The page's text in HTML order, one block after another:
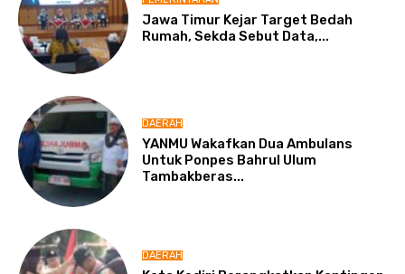
Jawa Timur Kejar Target Bedah
Rumah, Sekda Sebut Data,...
DAERAH
YANMU Wakafkan Dua Ambulans
Untuk Ponpes Bahrul Ulum
Tambakberas...
DAERAH